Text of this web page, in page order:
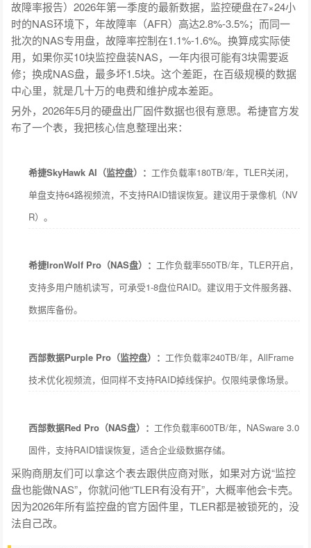
故障率报告）2026年第一季度的最新数据，监控硬盘在7×24小
时的NAS环境下，年故障率（AFR）高达2.8%-3.5%；而同一
批次的NAS专用盘，故障率控制在1.1%-1.6%。换算成实际使
用，如果你买10块监控盘装NAS，一年内很可能有3块需要返
修；换成NAS盘，最多坏1.5块。这个差距，在百级规模的数据
中心里，就是几十万的电费和维护成本差距。
另外，2026年5月的硬盘出厂固件数据也很有意思。希捷官方发
布了一个表，我把核心信息整理出来：
希捷SkyHawk AI（监控盘）： 工作负载率180TB/年，TLER关闭，
单盘支持64路视频流，不支持RAID错误恢复。建议用于录像机（NV
R）。
希捷IronWolf Pro（NAS盘）： 工作负载率550TB/年，TLER开启，
支持多用户随机读写，可承受1-8盘位RAID。建议用于文件服务器、
数据库备份。
西部数据Purple Pro（监控盘）： 工作负载率240TB/年，AllFrame
技术优化视频流，但同样不支持RAID掉线保护。仅限纯录像场景。
西部数据Red Pro（NAS盘）： 工作负载率600TB/年，NASware 3.0
固件，支持RAID错误恢复，适合企业级数据存储。
采购商朋友们可以拿这个表去跟供应商对账，如果对方说“监控
盘也能做NAS”，你就问他“TLER有没有开”，大概率他会卡壳。
因为2026年所有监控盘的官方固件里，TLER都是被锁死的，没
法自己改。